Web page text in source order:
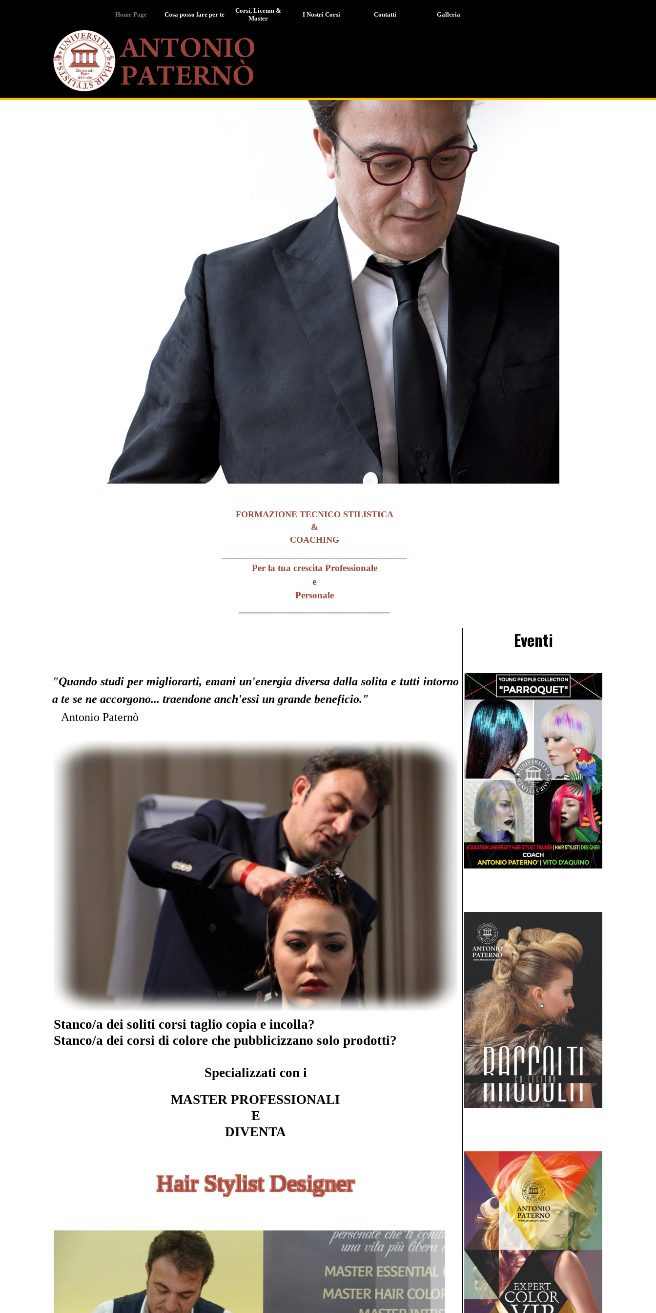
Home Page Cosa posso fare per te
Corsi, Liceum &
Master
I Nostri Corsi Contatti Galleria
FORMAZIONE TECNICO STILISTICA
&
COACHING
Per la tua crescita Professionale
e
Personale
"Quando studi per migliorarti, emani un'energia diversa dalla solitae tutti intorno
a te se ne accorgono... traendone anch'essi un grande beneficio."
Antonio Paternò
Stanco/a dei soliti corsi taglio copia e incolla?
Stanco/a dei corsi di colore che pubblicizzano solo prodotti?
Specializzati con i
MASTER PROFESSIONALI
E
DIVENTA
Hair Stylist Designer
Eventi